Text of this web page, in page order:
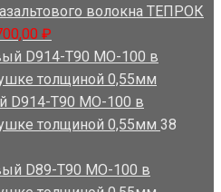
₽.
волокна ТЕПРОК
₽.
₽
цена:
700,00 ₽.
D914-T90 MO-100 в
толщиной 0,55мм 38